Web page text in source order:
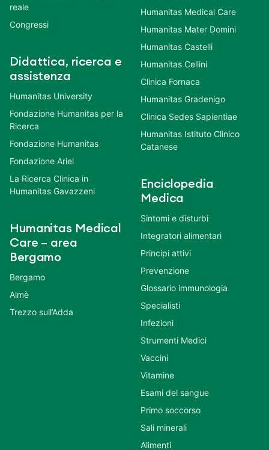
reale
Congressi
Didattica, ricerca e
assistenza
Humanitas University
Fondazione Humanitas per la
Ricerca
Fondazione Humanitas
Fondazione Ariel
La Ricerca Clinica in
Humanitas Gavazzeni
Humanitas Medical
Care – area
Bergamo
Bergamo
Almè
Trezzo sull’Adda
Humanitas Medical Care
Humanitas Mater Domini
Humanitas Castelli
Humanitas Cellini
Clinica Fornaca
Humanitas Gradenigo
Clinica Sedes Sapientiae
Humanitas Istituto Clinico
Catanese
Enciclopedia
Medica
Sintomi e disturbi
Integratori alimentari
Principi attivi
Prevenzione
Glossario immunologia
Specialisti
Infezioni
Strumenti Medici
Vaccini
Vitamine
Esami del sangue
Primo soccorso
Sali minerali
Alimenti